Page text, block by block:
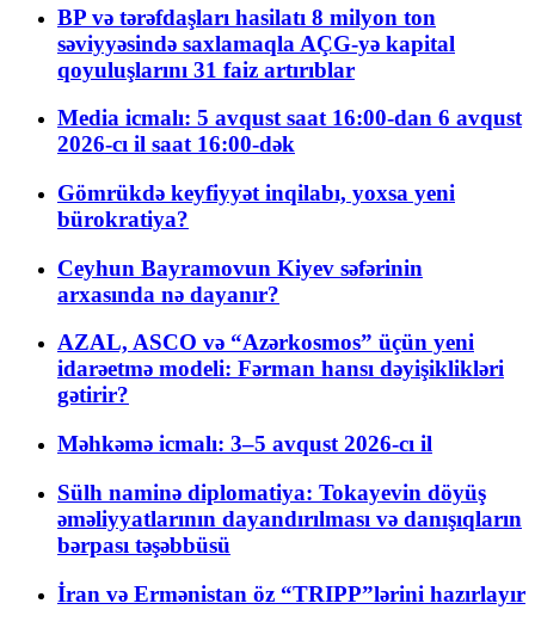
BP və tərəfdaşları hasilatı 8 milyon ton
səviyyəsində saxlamaqla AÇG-yə kapital
qoyuluşlarını 31 faiz artırıblar
Media icmalı: 5 avqust saat 16:00-dan 6 avqust
2026-cı il saat 16:00-dək
Gömrükdə keyfiyyət inqilabı, yoxsa yeni
bürokratiya?
Ceyhun Bayramovun Kiyev səfərinin
arxasında nə dayanır?
AZAL, ASCO və “Azərkosmos” üçün yeni
idarəetmə modeli: Fərman hansı dəyişiklikləri
gətirir?
Məhkəmə icmalı: 3–5 avqust 2026-cı il
Sülh naminə diplomatiya: Tokayevin döyüş
əməliyyatlarının dayandırılması və danışıqların
bərpası təşəbbüsü
İran və Ermənistan öz “TRIPP”lərini hazırlayır